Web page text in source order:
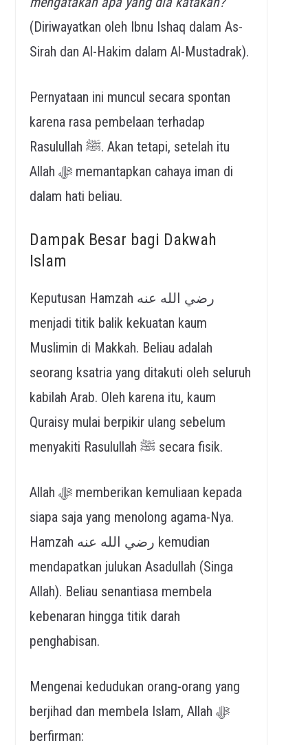
(Diriwayatkan oleh Ibnu Ishaq dalam As-
Sirah dan Al-Hakim dalam Al-Mustadrak).
Pernyataan ini muncul secara spontan
karena rasa pembelaan terhadap
Rasulullah ﷺ. Akan tetapi, setelah itu
Allah ﷻ memantapkan cahaya iman di
dalam hati beliau.
Dampak Besar bagi Dakwah
Islam
Keputusan Hamzah رضي الله عنه
menjadi titik balik kekuatan kaum
Muslimin di Makkah. Beliau adalah
seorang ksatria yang ditakuti oleh seluruh
kabilah Arab. Oleh karena itu, kaum
Quraisy mulai berpikir ulang sebelum
menyakiti Rasulullah ﷺ secara fisik.
Allah ﷻ memberikan kemuliaan kepada
siapa saja yang menolong agama-Nya.
Hamzah رضي الله عنه kemudian
mendapatkan julukan Asadullah (Singa
Allah). Beliau senantiasa membela
kebenaran hingga titik darah
penghabisan.
Mengenai kedudukan orang-orang yang
berjihad dan membela Islam, Allah ﷻ
berfirman: